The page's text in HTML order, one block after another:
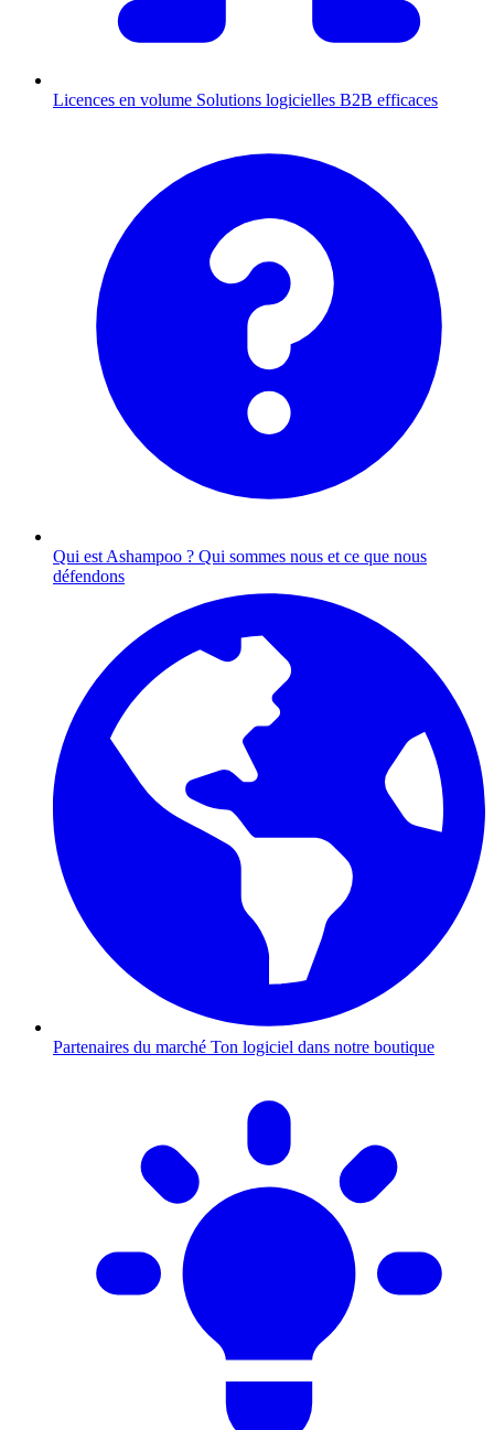
Licences en volume Solutions logicielles B2B efficaces
Qui est Ashampoo ? Qui sommes nous et ce que nous
défendons
Partenaires du marché Ton logiciel dans notre boutique